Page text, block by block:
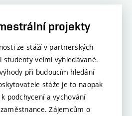
projekty
ze stáží v partnerských
studenty velmi vyhledávané.
při budoucím hledání
stáže je to naopak
podchycení a vychování
Zájemcům o